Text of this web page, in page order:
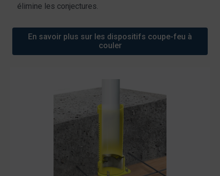
élimine les conjectures.
En savoir plus sur les dispositifs coupe-feu à
couler